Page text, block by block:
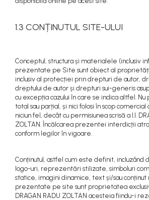
1.3 CONȚINUTUL SITE-ULUI
Conceptul, structura și materialele (inclusiv
prezentate pe Site sunt obiect al
inclusiv al protecției prin drepturi de autor,
dreptului de autor și drepturi sui-generis
cu excepția cazului în care se indica altfel.
total sau parțial, și nici folosi în scop
niciun fel, decât cu permisiunea scrisă a I.I.
ZOLTAN. Încălcarea prezentei interdicții
conform legilor în vigoare.
Conținutul, astfel cum este definit, incluzând
logo-uri, reprezentări stilizate, simboluri
statice, imagini dinamice, text și/sau
prezentate pe site sunt proprietatea
DRAGAN RADU ZOLTAN acesteia fiindu-i